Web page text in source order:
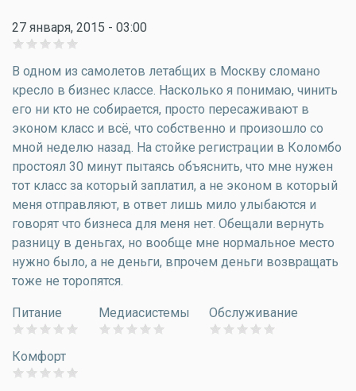
27 января, 2015 - 03:00
В одном из самолетов летабщих в Москву сломано
кресло в бизнес классе. Насколько я понимаю, чинить
его ни кто не собирается, просто пересаживают в
эконом класс и всё, что собственно и произошло со
мной неделю назад. На стойке регистрации в Коломбо
простоял 30 минут пытаясь объяснить, что мне нужен
тот класс за который заплатил, а не эконом в который
меня отправляют, в ответ лишь мило улыбаются и
говорят что бизнеса для меня нет. Обещали вернуть
разницу в деньгах, но вообще мне нормальное место
нужно было, а не деньги, впрочем деньги возвращать
тоже не торопятся.
Питание Медиасистемы Обслуживание
Комфорт